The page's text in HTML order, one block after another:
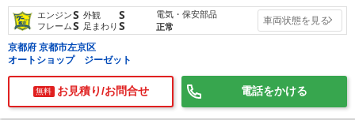
エンジンS 外観 S
フレームS 足まわり S
電気・保安部品
正常
車両状態を見る
京都府 京都市左京区
オートショップ ジーゼット
無料 お見積り/お問合せ 電話をかける